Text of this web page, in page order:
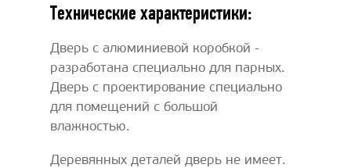
Технические характеристики:
Дверь с алюминиевой коробкой -
разработана специально для парных.
Дверь с проектирование специально
для помещений с большой
влажностью.
Деревянных деталей дверь не имеет.